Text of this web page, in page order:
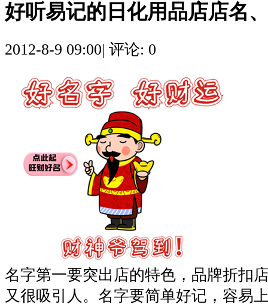
好听易记的日化用品店店名
2012-8-9 09:00| 评论: 0
名字第一要突出店的特色，品牌折扣
又很吸引人。名字要简单好记，容易